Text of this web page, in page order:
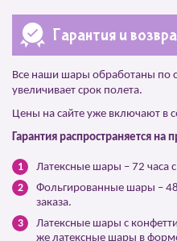
Гарантия и
Все наши шары обработаны по
увеличивает срок полета.
Цены на сайте уже включают в
Гарантия распространяется на
Латексные шары – 72 часа
Фольгированные шары –
заказа.
Латексные шары с
же латексные шары в